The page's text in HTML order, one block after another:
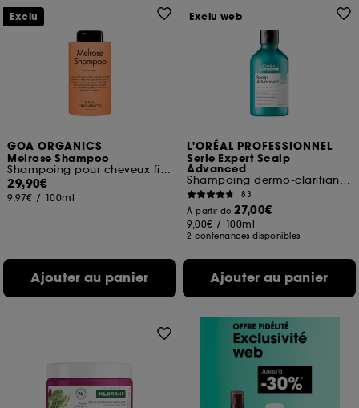
GOA ORGANICS
Melrose Shampoo
Shampoing pour cheveux fins à tendance grasse
29,90€
9,97€ / 100ml
Ajouter au panier
Exclu
L'ORÉAL PROFESSIONNEL
Serie Expert Scalp
Advanced
Shampoing dermo-clarifiant anti-pelliculaire
83
À partir de27,00€
9,00€ / 100ml
2 contenances disponibles
Ajouter au panier
Exclu web